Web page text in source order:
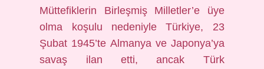
Müttefiklerin Birleşmiş Milletler’e üye
olma koşulu nedeniyle Türkiye, 23
Şubat 1945’te Almanya ve Japonya’ya
savaş ilan etti, ancak Türk